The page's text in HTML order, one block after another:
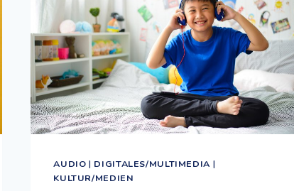
AUDIO | DIGITALES/MULTIMEDIA |
KULTUR/MEDIEN